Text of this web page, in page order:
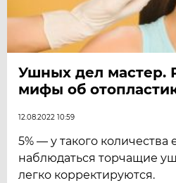
Ушных дел мастер.
мифы об
12.08.2022 10:59
5% — у такого
наблюдаться торчащие
легко корректируются.